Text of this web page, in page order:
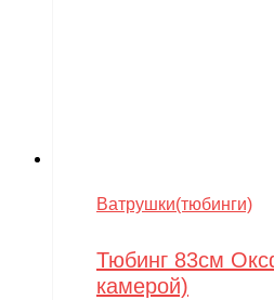
Ватрушки(тюбинги)
Тюбинг 83см
камерой)